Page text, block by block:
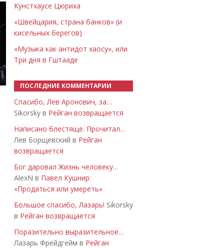
Кунстхаусе Цюриха
«Швейцария, страна банков» (и
кисельных берегов)
«Музыка как антидот хаосу», или
Три дня в Гштааде
ПОСЛЕДНИЕ КОММЕНТАРИИ
Спасибо, Лев Аронович, за…
Sikorsky в Рейган возвращается
Написано блестяще. Прочитал…
Лев Борщевский в Рейган
возвращается
Бог даровал Жизнь человеку…
AlexN в Павел Кушнир:
«Продаться или умереть»
Большое спасибо, Лазарь! Sikorsky
в Рейган возвращается
Поразительно выразительное…
Лазарь Фрейдгейм в Рейган